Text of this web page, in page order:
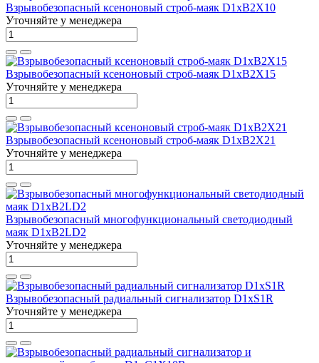
Взрывобезопасный ксеноновый строб-маяк D1xB2X10
Уточняйте у менеджера
Взрывобезопасный ксеноновый строб-маяк D1xB2X15
Уточняйте у менеджера
Взрывобезопасный ксеноновый строб-маяк D1xB2X21
Уточняйте у менеджера
Взрывобезопасный многофункциональный светодиодный
маяк D1xB2LD2
Уточняйте у менеджера
Взрывобезопасный радиальный сигнализатор D1xS1R
Уточняйте у менеджера